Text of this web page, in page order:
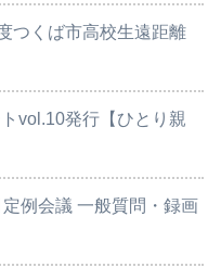
つくば市高校生遠距離
vol.10発行【ひとり親
例会議 一般質問・録画